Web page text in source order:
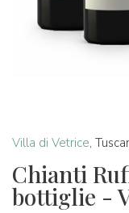
Villa di Vetrice,
Chianti
bottiglie -